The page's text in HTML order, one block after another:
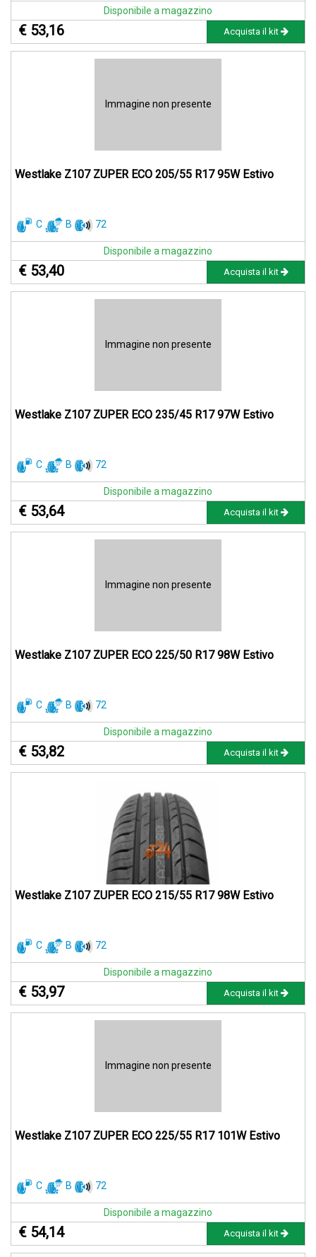
Disponibile a magazzino
€ 53,16 Acquista il kit
Immagine non presente
Westlake Z107 ZUPER ECO 205/55 R17 95W Estivo
C B 72
Disponibile a magazzino
€ 53,40 Acquista il kit
Immagine non presente
Westlake Z107 ZUPER ECO 235/45 R17 97W Estivo
C B 72
Disponibile a magazzino
€ 53,64 Acquista il kit
Immagine non presente
Westlake Z107 ZUPER ECO 225/50 R17 98W Estivo
C B 72
Disponibile a magazzino
€ 53,82 Acquista il kit
Westlake Z107 ZUPER ECO 215/55 R17 98W Estivo
C B 72
Disponibile a magazzino
€ 53,97 Acquista il kit
Immagine non presente
Westlake Z107 ZUPER ECO 225/55 R17 101W Estivo
C B 72
Disponibile a magazzino
€ 54,14 Acquista il kit